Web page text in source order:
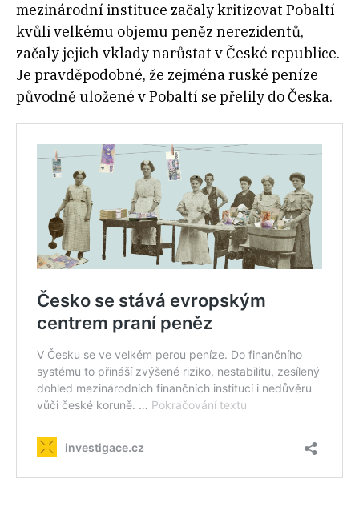
mezinárodní instituce začaly kritizovat Pobaltí
kvůli velkému objemu peněz nerezidentů,
začaly jejich vklady narůstat v České republice.
Je pravděpodobné, že zejména ruské peníze
původně uložené v Pobaltí se přelily do Česka.